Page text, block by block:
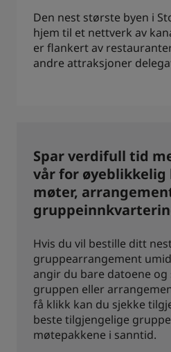
Den nest største byen i
hjem til et nettverk av
er flankert av
andre attraksjoner
Spar verdifull tid
vår for
møter,
Hvis du vil bestille ditt
gruppearrangement
angir du bare datoene
gruppen eller
få klikk kan du sjekke
beste tilgjengelige
møtepakkene i sanntid.